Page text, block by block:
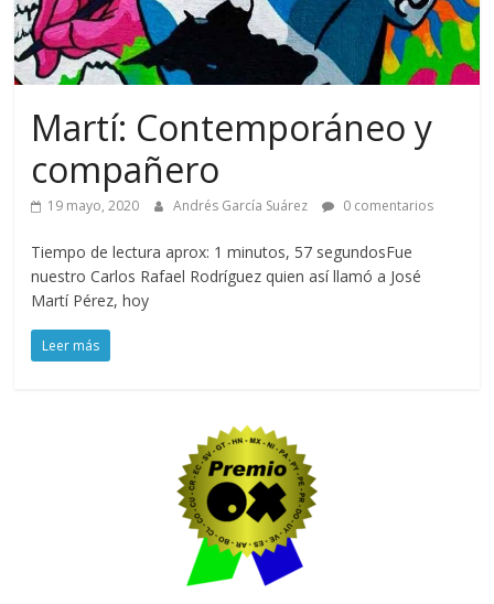
Martí: Contemporáneo y
compañero
19 mayo, 2020 Andrés García Suárez 0 comentarios
Tiempo de lectura aprox: 1 minutos, 57 segundosFue
nuestro Carlos Rafael Rodríguez quien así llamó a José
Martí Pérez, hoy
Leer más